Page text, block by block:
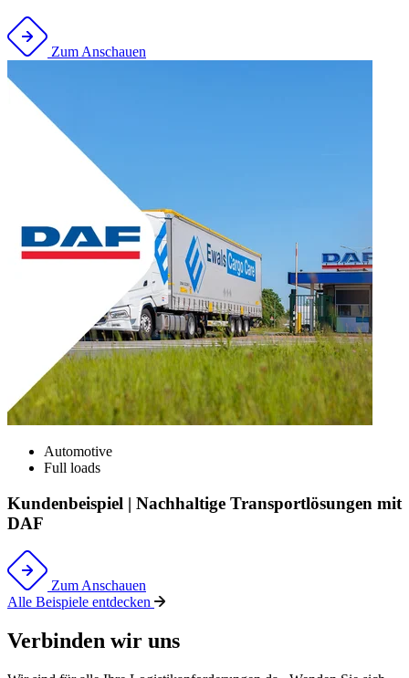
Zum Anschauen
Automotive
Full loads
Kundenbeispiel | Nachhaltige Transportlösungen mit
DAF
Zum Anschauen
Alle Beispiele entdecken
Verbinden wir uns